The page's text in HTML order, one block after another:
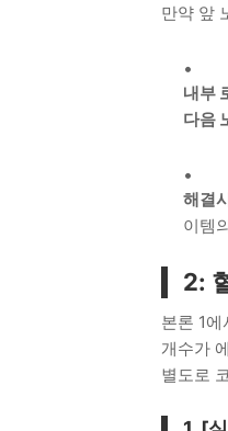
만약 앞
내부
다음
해결
이템
2:
본론 1
개수가
별도로